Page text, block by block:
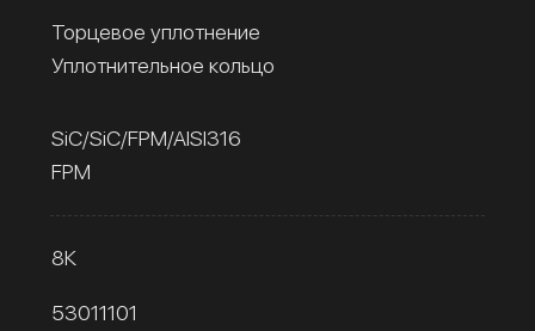
Торцевое уплотнение
Уплотнительное кольцо
SiC/SiC/FPM/AISI316
FPM
8К
53011101